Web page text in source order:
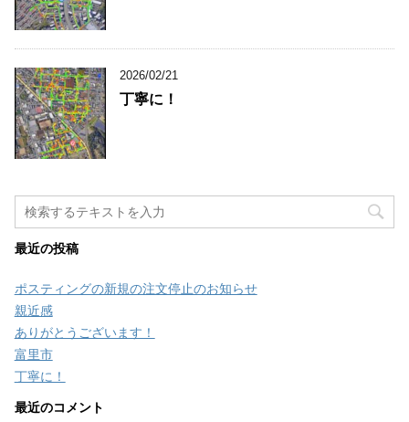
2026/02/21
丁寧に！
最近の投稿
ポスティングの新規の注文停止のお知らせ
親近感
ありがとうございます！
富里市
丁寧に！
最近のコメント